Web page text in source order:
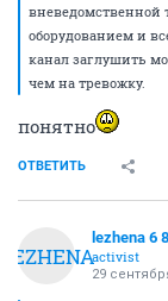
вневедомственной
оборудованием и
канал заглушить
чем на тревожку.
понятно
ОТВЕТИТЬ
LEZHENA
lezhena 6
activist
29